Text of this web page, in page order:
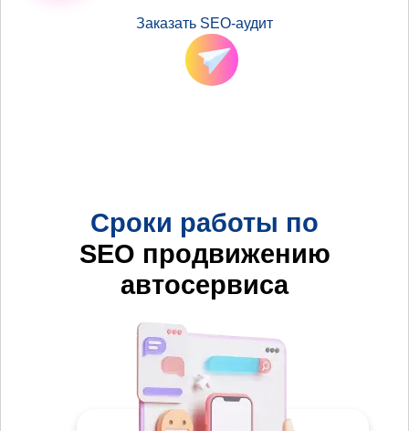
Заказать SEO-аудит
Сроки работы по
SEO продвижению
автосервиса